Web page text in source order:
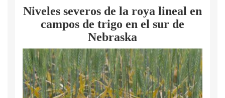
Niveles severos de la roya lineal en
campos de trigo en el sur de
Nebraska